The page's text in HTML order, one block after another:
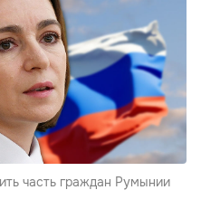
часть граждан Румынии